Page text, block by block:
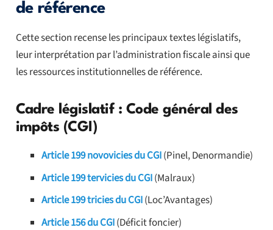
de référence
Cette section recense les principaux textes législatifs,
leur interprétation par l’administration fiscale ainsi que
les ressources institutionnelles de référence.
Cadre législatif : Code général des
impôts (CGI)
Article 199 novovicies du CGI(Pinel, Denormandie)
Article 199 tervicies du CGI(Malraux)
Article 199 tricies du CGI(Loc’Avantages)
Article 156 du CGI(Déficit foncier)